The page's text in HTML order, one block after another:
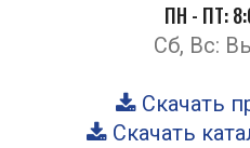
ПН - ПТ:
Сб, Вс:
Скачать
Скачать